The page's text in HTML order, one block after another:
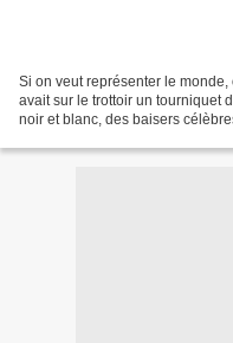
Si on veut représenter le
avait sur le trottoir un tourniquet
noir et blanc, des baisers